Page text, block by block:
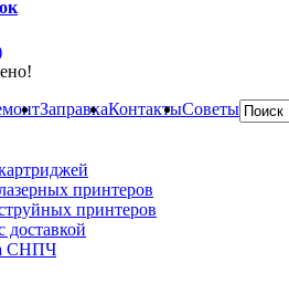
ЗаправкаКонтактыСоветы
принтеров
принтеров
доставкой
СНПЧ